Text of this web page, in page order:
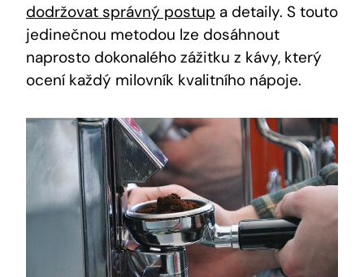
dodržovat správný postup a detaily. S touto
jedinečnou metodou lze dosáhnout
naprosto dokonalého zážitku z kávy, který
ocení každý milovník kvalitního nápoje.